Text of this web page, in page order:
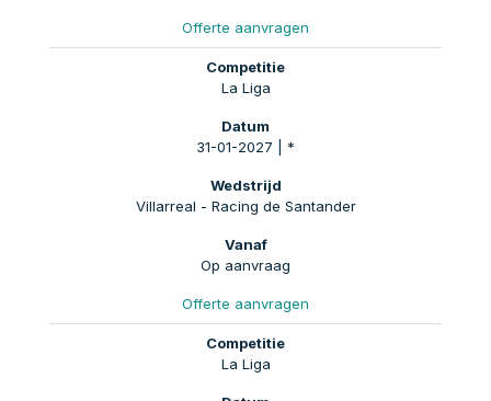
Offerte aanvragen
La Liga
31-01-2027 | *
Villarreal - Racing de Santander
Op aanvraag
Offerte aanvragen
La Liga